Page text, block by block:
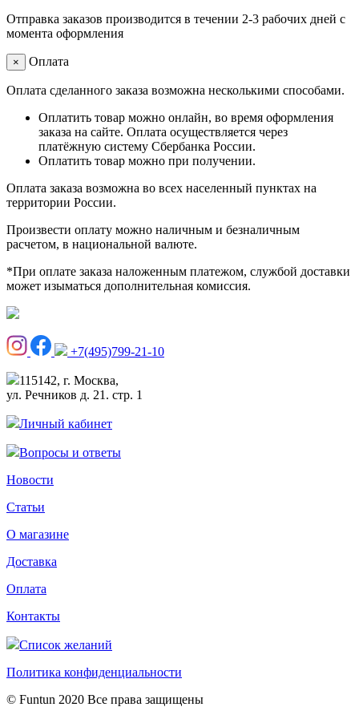
Отправка заказов производится в течении 2-3 рабочих дней с
момента оформления
× Оплата
Оплата сделанного заказа возможна несколькими способами.
Оплатить товар можно онлайн, во время оформления
заказа на сайте. Оплата осуществляется через
платёжную систему Сбербанка России.
Оплатить товар можно при получении.
Оплата заказа возможна во всех населенный пунктах на
территории России.
Произвести оплату можно наличным и безналичным
расчетом, в национальной валюте.
*При оплате заказа наложенным платежом, службой доставки
может изыматься дополнительная комиссия.
+7(495)799-21-10
115142, г. Москва,
ул. Речников д. 21. стр. 1
Личный кабинет
Вопросы и ответы
Новости
Статьи
О магазине
Доставка
Оплата
Контакты
Список желаний
Политика конфиденциальности
© Funtun 2020 Все права защищены